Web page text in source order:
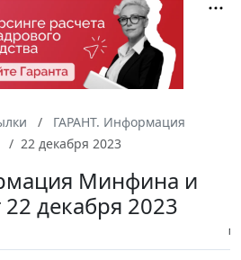
ГАРАНТ. Информация
22 декабря 2023
Минфина и
декабря 2023